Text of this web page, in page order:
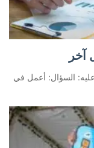
آخر
عليه: السؤال: أعمل في